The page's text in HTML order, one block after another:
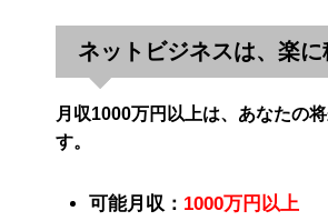
ネットビジネスは、楽に
月収1000万円以上は、あなたの
す。
可能月収： 1000万円以上